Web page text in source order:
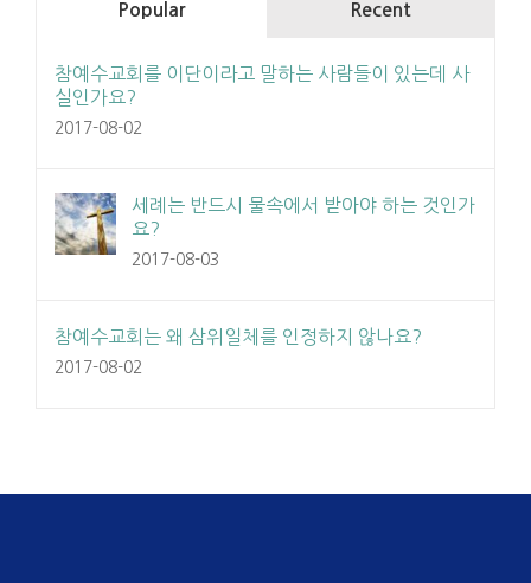
Popular Recent
참예수교회를 이단이라고 말하는 사람들이 있는데 사
실인가요?
2017-08-02
세례는 반드시 물속에서 받아야 하는 것인가
요?
2017-08-03
참예수교회는 왜 삼위일체를 인정하지 않나요?
2017-08-02